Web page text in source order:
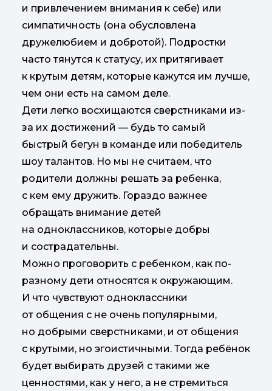
и привлечением внимания к себе) или
симпатичность (она обусловлена
дружелюбием и добротой). Подростки
часто тянутся к статусу, их притягивает
к крутым детям, которые кажутся им лучше,
чем они есть на самом деле.
Дети легко восхищаются сверстниками из-
за их достижений — будь то самый
быстрый бегун в команде или победитель
шоу талантов. Но мы не считаем, что
родители должны решать за ребенка,
с кем ему дружить. Гораздо важнее
обращать внимание детей
на одноклассников, которые добры
и сострадательны.
Можно проговорить с ребенком, как по-
разному дети относятся к окружающим.
И что чувствуют одноклассники
от общения с не очень популярными,
но добрыми сверстниками, и от общения
с крутыми, но эгоистичными. Тогда ребёнок
будет выбирать друзей с такими же
ценностями, как у него, а не стремиться